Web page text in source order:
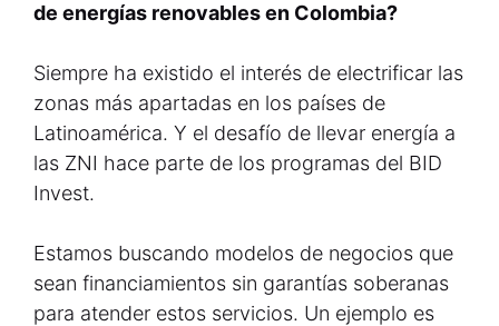
de energías renovables en Colombia?
Siempre ha existido el interés de electrificar las
zonas más apartadas en los países de
Latinoamérica. Y el desafío de llevar energía a
las ZNI hace parte de los programas del BID
Invest.
Estamos buscando modelos de negocios que
sean financiamientos sin garantías soberanas
para atender estos servicios. Un ejemplo es